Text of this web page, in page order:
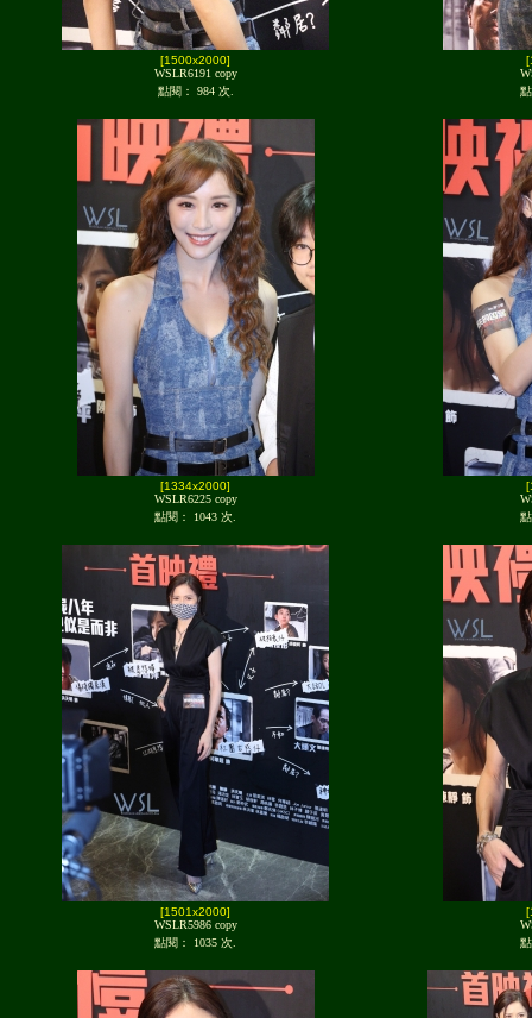
[1500x2000]
WSLR6191 copy
點閱： 984 次.
[1334x2000]
WSLR6225 copy
點閱： 1043 次.
[1501x2000]
WSLR5986 copy
點閱： 1035 次.